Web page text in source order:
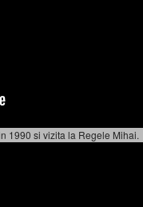
1990 si vizita la Regele Mihai.